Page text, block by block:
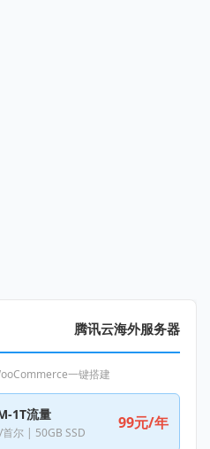
腾讯云海外服务器
一键搭建
1T流量
尔 | 50GB SSD
99元/年